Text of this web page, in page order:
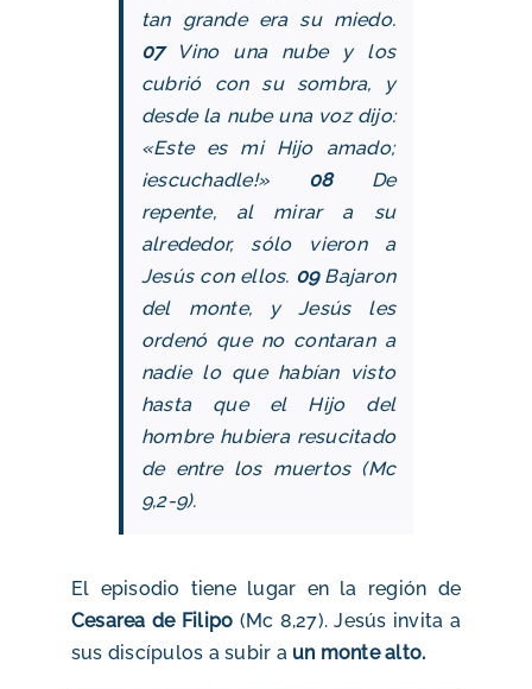
tan grande era su miedo.
07Vino una nube y los
cubrió con su sombra, y
desde la nube una voz dijo:
«Este es mi Hijo amado;
¡escuchadle!» 08De
repente, al mirar a su
alrededor, sólo vieron a
Jesús con ellos. 09Bajaron
del monte, y Jesús les
ordenó que no contaran a
nadie lo que habían visto
hasta que el Hijo del
hombre hubiera resucitado
de entre los muertos (Mc
9,2-9).
El episodio tiene lugar en la región de
Cesarea de Filipo (Mc 8,27). Jesús invita a
sus discípulos a subir a un monte alto.